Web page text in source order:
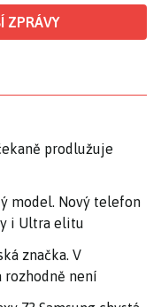
ZPRÁVY
prodlužuje
model. Nový telefon
i Ultra elitu
značka. V
není